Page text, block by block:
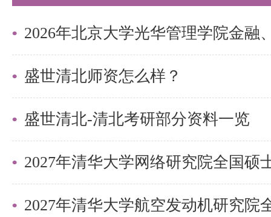
100871，北京市海淀区颐和园路
2408室，王老师，
务邮箱：
100871，北京市海淀区燕园大厦
zj1015@pku.edu.cn。
盛世清北师资怎么样？
盛世清北-清北考研部分资料一览